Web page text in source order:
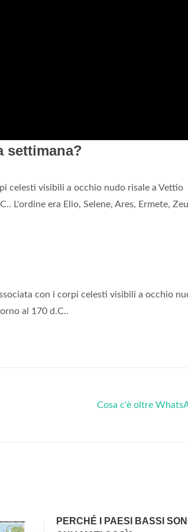
settimana?
celesti visibili a occhio nudo risale a Vettio
L'ordine era Elio, Selene, Ares, Ermete,
con i corpi celesti visibili a occhio
al 170 d.C..
Cosa c'è oltre
PERCHÉ I PAESI BASSI